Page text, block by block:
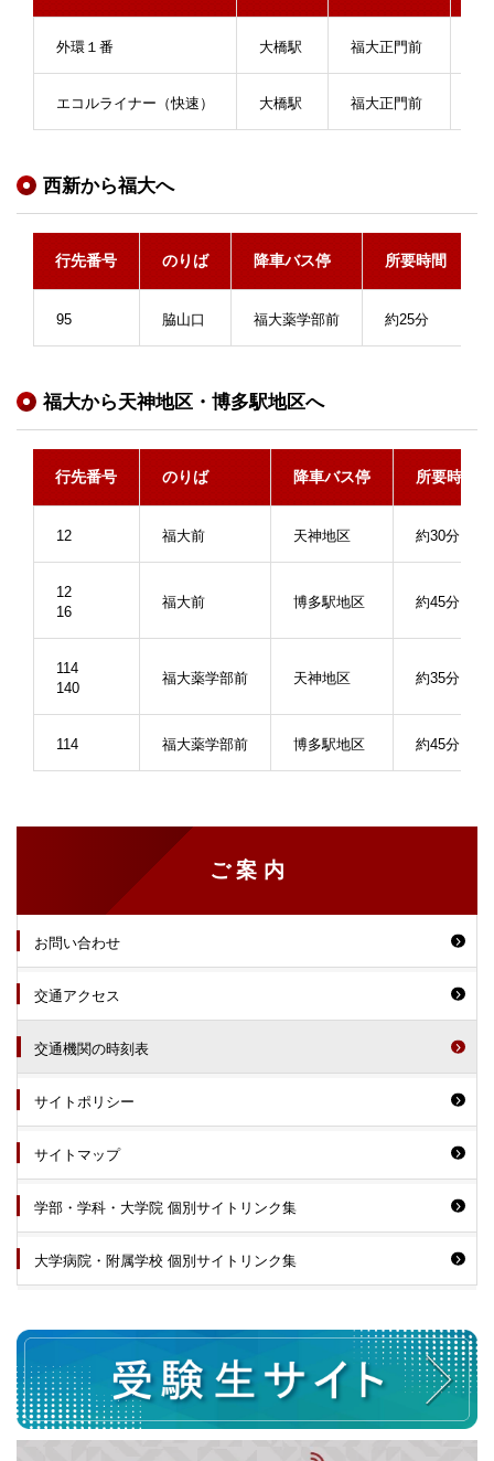
ご案内
お問い合わせ
交通アクセス
交通機関の時刻表
サイトポリシー
サイトマップ
学部・学科・大学院 個別サイトリンク集
大学病院・附属学校 個別サイトリンク集
外環１番 大橋駅 福大正門前
エコルライナー（快速） 大橋駅 福大正門前
西新から福大へ
行先番号 のりば 降車バス停 所要時間
95 脇山口 福大薬学部前 約25分
福大から天神地区・博多駅地区へ
行先番号 のりば 降車バス停 所要時間
12 福大前 天神地区 約30分
12
16
福大前 博多駅地区 約45分
114
140
福大薬学部前 天神地区 約35分
114 福大薬学部前 博多駅地区 約45分